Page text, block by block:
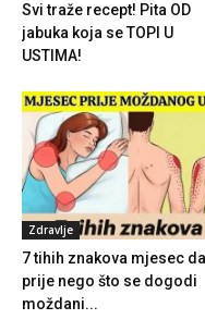
Svi traže recept! Pita OD
jabuka koja se TOPI U
USTIMA!
Zdravlje
7 tihih znakova mjesec
prije nego što se dogodi
moždani...